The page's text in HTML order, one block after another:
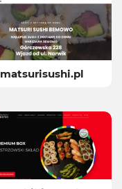
matsurisushi.pl